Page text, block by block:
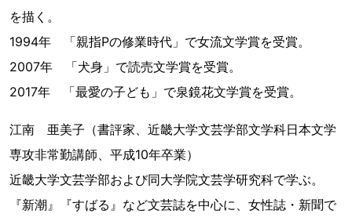
を描く。
1994年 「親指Pの修業時代」で女流文学賞を受賞。
2007年 「犬身」で読売文学賞を受賞。
2017年 「最愛の子ども」で泉鏡花文学賞を受賞。
江南 亜美子（書評家、近畿大学文芸学部文学科日本文学
専攻非常勤講師、平成10年卒業）
近畿大学文芸学部および同大学院文芸学研究科で学ぶ。
『新潮』『すばる』など文芸誌を中心に、女性誌・新聞で